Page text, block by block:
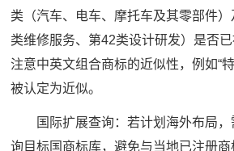
类（汽车、电车、摩托车及其零部件
类维修服务、第42类设计研发）是否
注意中英文组合商标的近似性，例如“
被认定为近似。
国际扩展查询：若计划海外布局，
询目标国商标库，避免与当地已注册商